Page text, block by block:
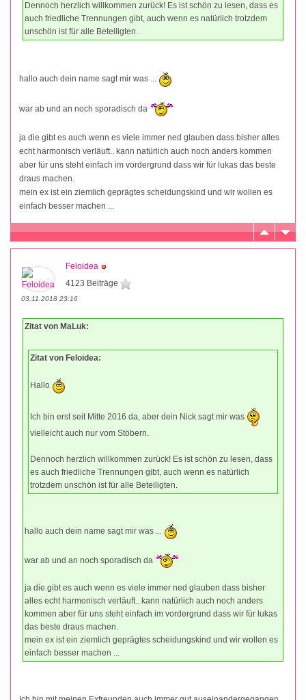
Dennoch herzlich willkommen zurück! Es ist schön zu lesen, dass es
auch friedliche Trennungen gibt, auch wenn es natürlich trotzdem
unschön ist für alle Beteiligten.
hallo auch dein name sagt mir was ...
war ab und an noch sporadisch da
ja die gibt es auch wenn es viele immer ned glauben dass bisher alles
echt harmonisch verläuft.. kann natürlich auch noch anders kommen
aber für uns steht einfach im vordergrund dass wir für lukas das beste
draus machen.
mein ex ist ein ziemlich geprägtes scheidungskind und wir wollen es
einfach besser machen ...
Feloidea
4123 Beiträge
03.11.2018 23:16
Zitat von MaLuk:
Zitat von Feloidea:
Hallo
Ich bin erst seit Mitte 2016 da, aber dein Nick sagt mir was
vielleicht auch nur vom Stöbern.
Dennoch herzlich willkommen zurück! Es ist schön zu lesen, dass
es auch friedliche Trennungen gibt, auch wenn es natürlich
trotzdem unschön ist für alle Beteiligten.
hallo auch dein name sagt mir was ...
war ab und an noch sporadisch da
ja die gibt es auch wenn es viele immer ned glauben dass bisher
alles echt harmonisch verläuft.. kann natürlich auch noch anders
kommen aber für uns steht einfach im vordergrund dass wir für lukas
das beste draus machen.
mein ex ist ein ziemlich geprägtes scheidungskind und wir wollen es
einfach besser machen ...